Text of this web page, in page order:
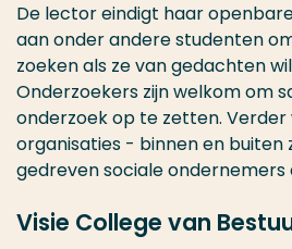
De lector eindigt haar
aan onder andere studenten
zoeken als ze van gedachten
Onderzoekers zijn welkom om
onderzoek op te zetten.
organisaties - binnen en buiten
gedreven sociale ondernemers
Visie College van